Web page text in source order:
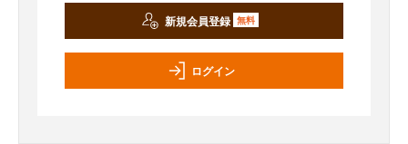
新規会員登録 無料
ログイン